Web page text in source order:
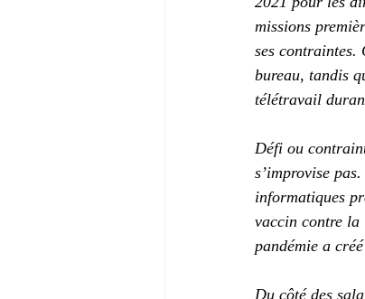
missions
ses contraintes.
bureau, tandis
télétravail
Défi ou
s’improvise
informatiques
vaccin contre la
pandémie a
Du côté des